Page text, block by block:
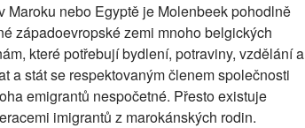
Maroku nebo Egyptě je Molenbeek pohodlně
západoevropské zemi mnoho belgických
které potřebují bydlení, potraviny, vzdělání a
a stát se respektovaným členem společnosti
emigrantů nespočetné. Přesto existuje
imigrantů z marokánských rodin.